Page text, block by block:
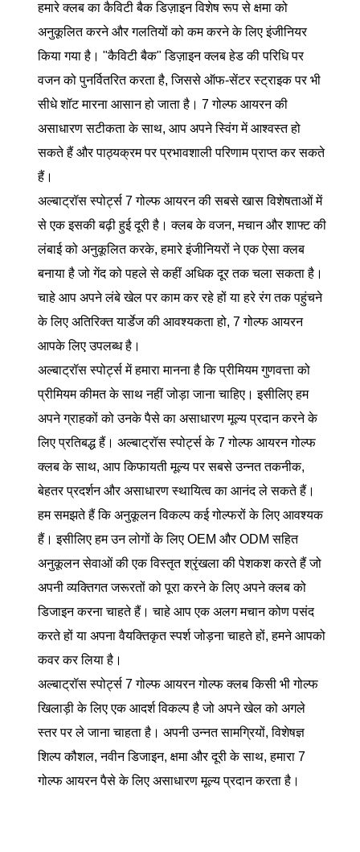
हमारे क्लब का कैविटी बैक डिज़ाइन विशेष रूप से क्षमा को
अनुकूलित करने और गलतियों को कम करने के लिए इंजीनियर
किया गया है। "कैविटी बैक" डिज़ाइन क्लब हेड की परिधि पर
वजन को पुनर्वितरित करता है, जिससे ऑफ-सेंटर स्ट्राइक पर भी
सीधे शॉट मारना आसान हो जाता है। 7 गोल्फ आयरन की
असाधारण सटीकता के साथ, आप अपने स्विंग में आश्वस्त हो
सकते हैं और पाठ्यक्रम पर प्रभावशाली परिणाम प्राप्त कर सकते
हैं।
अल्बाट्रॉस स्पोर्ट्स 7 गोल्फ आयरन की सबसे खास विशेषताओं में
से एक इसकी बढ़ी हुई दूरी है। क्लब के वजन, मचान और शाफ्ट की
लंबाई को अनुकूलित करके, हमारे इंजीनियरों ने एक ऐसा क्लब
बनाया है जो गेंद को पहले से कहीं अधिक दूर तक चला सकता है।
चाहे आप अपने लंबे खेल पर काम कर रहे हों या हरे रंग तक पहुंचने
के लिए अतिरिक्त यार्डेज की आवश्यकता हो, 7 गोल्फ आयरन
आपके लिए उपलब्ध है।
अल्बाट्रॉस स्पोर्ट्स में हमारा मानना ​​है कि प्रीमियम गुणवत्ता को
प्रीमियम कीमत के साथ नहीं जोड़ा जाना चाहिए। इसीलिए हम
अपने ग्राहकों को उनके पैसे का असाधारण मूल्य प्रदान करने के
लिए प्रतिबद्ध हैं। अल्बाट्रॉस स्पोर्ट्स के 7 गोल्फ आयरन गोल्फ
क्लब के साथ, आप किफायती मूल्य पर सबसे उन्नत तकनीक,
बेहतर प्रदर्शन और असाधारण स्थायित्व का आनंद ले सकते हैं।
हम समझते हैं कि अनुकूलन विकल्प कई गोल्फरों के लिए आवश्यक
हैं। इसीलिए हम उन लोगों के लिए OEM और ODM सहित
अनुकूलन सेवाओं की एक विस्तृत श्रृंखला की पेशकश करते हैं जो
अपनी व्यक्तिगत जरूरतों को पूरा करने के लिए अपने क्लब को
डिजाइन करना चाहते हैं। चाहे आप एक अलग मचान कोण पसंद
करते हों या अपना वैयक्तिकृत स्पर्श जोड़ना चाहते हों, हमने आपको
कवर कर लिया है।
अल्बाट्रॉस स्पोर्ट्स 7 गोल्फ आयरन गोल्फ क्लब किसी भी गोल्फ
खिलाड़ी के लिए एक आदर्श विकल्प है जो अपने खेल को अगले
स्तर पर ले जाना चाहता है। अपनी उन्नत सामग्रियों, विशेषज्ञ
शिल्प कौशल, नवीन डिजाइन, क्षमा और दूरी के साथ, हमारा 7
गोल्फ आयरन पैसे के लिए असाधारण मूल्य प्रदान करता है।